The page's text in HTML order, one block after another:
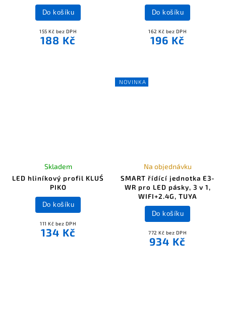
155 Kč bez DPH
188 Kč
Do košíku
162 Kč bez DPH
196 Kč
Do košíku
LED hliníkový profil KLUŚ
PIKO
Skladem
111 Kč bez DPH
134 Kč
Do košíku
NOVINKA
SMART řídící jednotka E3-
WR pro LED pásky, 3 v 1,
WIFI+2.4G, TUYA
Na objednávku
772 Kč bez DPH
934 Kč
Do košíku